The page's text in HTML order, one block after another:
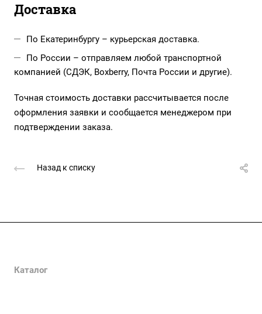
Доставка
По Екатеринбургу – курьерская доставка.
По России – отправляем любой транспортной
компанией (СДЭК, Boxberry, Почта России и другие).
Точная стоимость доставки рассчитывается после
оформления заявки и сообщается менеджером при
подтверждении заказа.
Назад к списку
О компании
Каталог